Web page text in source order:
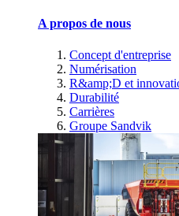
A propos de nous
Concept d'entreprise
Numérisation
R&amp;D et
Durabilité
Carrières
Groupe Sandvik